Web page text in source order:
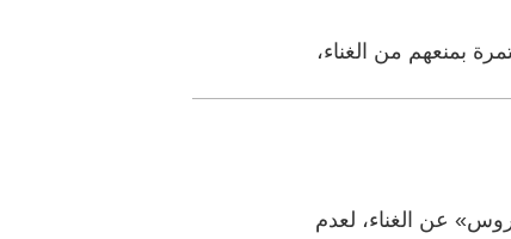
بمنعهم من الغناء،
عن الغناء، لعدم